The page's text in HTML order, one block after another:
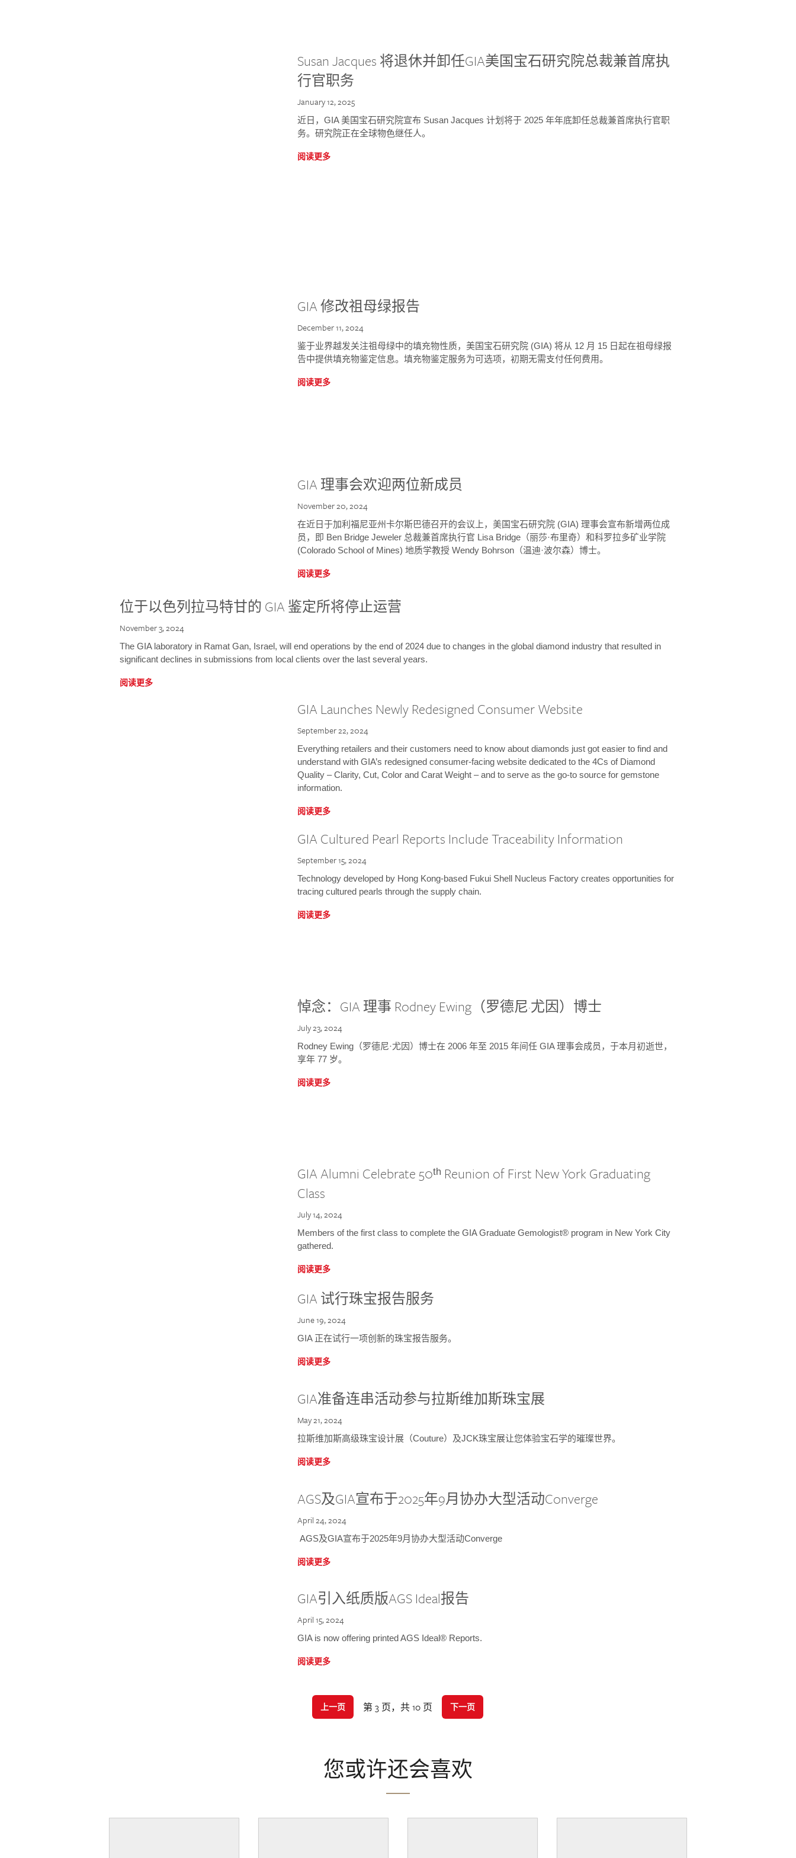
Susan Jacques 将退休并卸任GIA美国宝石研究院总裁兼首席执
行官职务
January 12, 2025
近日，GIA 美国宝石研究院宣布 Susan Jacques 计划将于 2025 年年底卸任总裁兼首席执行官职
务。研究院正在全球物色继任人。
阅读更多
GIA 修改祖母绿报告
December 11, 2024
鉴于业界越发关注祖母绿中的填充物性质，美国宝石研究院 (GIA) 将从 12 月 15 日起在祖母绿报
告中提供填充物鉴定信息。填充物鉴定服务为可选项，初期无需支付任何费用。
阅读更多
GIA 理事会欢迎两位新成员
November 20, 2024
在近日于加利福尼亚州卡尔斯巴德召开的会议上，美国宝石研究院 (GIA) 理事会宣布新增两位成
员，即 Ben Bridge Jeweler 总裁兼首席执行官 Lisa Bridge（丽莎·布里奇）和科罗拉多矿业学院
(Colorado School of Mines) 地质学教授 Wendy Bohrson（温迪·波尔森）博士。
阅读更多
位于以色列拉马特甘的 GIA 鉴定所将停止运营
November 3, 2024
The GIA laboratory in Ramat Gan, Israel, will end operations by the end of 2024 due to changes in the global diamond industry that resulted in
significant declines in submissions from local clients over the last several years.
阅读更多
GIA Launches Newly Redesigned Consumer Website
September 22, 2024
Everything retailers and their customers need to know about diamonds just got easier to find and
understand with GIA’s redesigned consumer-facing website dedicated to the 4Cs of Diamond
Quality – Clarity, Cut, Color and Carat Weight – and to serve as the go-to source for gemstone
information.
阅读更多
GIA Cultured Pearl Reports Include Traceability Information
September 15, 2024
Technology developed by Hong Kong-based Fukui Shell Nucleus Factory creates opportunities for
tracing cultured pearls through the supply chain.
阅读更多
悼念：GIA 理事 Rodney Ewing（罗德尼·尤因）博士
July 23, 2024
Rodney Ewing（罗德尼·尤因）博士在 2006 年至 2015 年间任 GIA 理事会成员，于本月初逝世，
享年 77 岁。
阅读更多
GIA Alumni Celebrate 50ᵗʰ Reunion of First New York Graduating
Class
July 14, 2024
Members of the first class to complete the GIA Graduate Gemologist® program in New York City
gathered.
阅读更多
GIA 试行珠宝报告服务
June 19, 2024
GIA 正在试行一项创新的珠宝报告服务。
阅读更多
GIA准备连串活动参与拉斯维加斯珠宝展
May 21, 2024
拉斯维加斯高级珠宝设计展（Couture）及JCK珠宝展让您体验宝石学的璀璨世界。
阅读更多
AGS及GIA宣布于2025年9月协办大型活动Converge
April 24, 2024
AGS及GIA宣布于2025年9月协办大型活动Converge
阅读更多
GIA引入纸质版AGS Ideal报告
April 15, 2024
GIA is now offering printed AGS Ideal® Reports.
阅读更多
上一页 第 3 页，共 10 页 下一页
您或许还会喜欢